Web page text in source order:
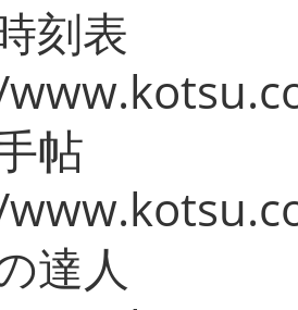
刻表
帖
達人